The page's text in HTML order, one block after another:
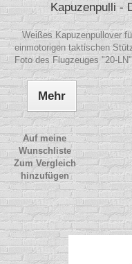
Kapuzenpulli -
Weißes Kapuzenpullover
einmotorigen taktischen
Foto des Flugzeuges "20-
Mehr
Auf meine
Wunschliste
Zum Vergleich
hinzufügen